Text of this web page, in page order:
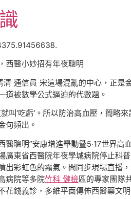
西醫小妙招有年夜聰明
清 通信員 宋這場混亂的中心，正是
道被數學公式逼迫的代數題。
叫‘吃虧’。所以防治高血壓，簡略
句頻出。
醫聰明”安康增進舉動暨5·17世界
廣東省西醫院年夜學城病院停止科
出彩虹色的霧氣。間同步現場直播
病院等多院竹科 健檢區的專家團隊
花錢義診，多維平面傳佈西醫藥文